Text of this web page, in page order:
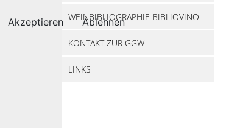
WEINBIBLIOGRAPHIE BIBLIOVINO
KONTAKT ZUR GGW
LINKS
Akzeptieren Ablehnen